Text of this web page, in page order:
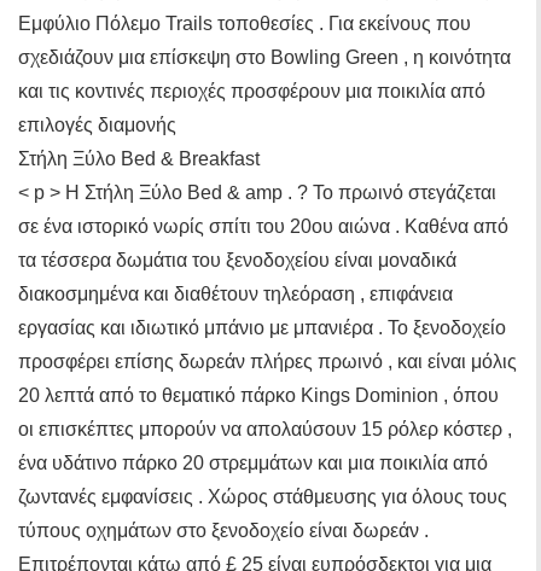
Εμφύλιο Πόλεμο Trails τοποθεσίες . Για εκείνους που
σχεδιάζουν μια επίσκεψη στο Bowling Green , η κοινότητα
και τις κοντινές περιοχές προσφέρουν μια ποικιλία από
επιλογές διαμονής
Στήλη Ξύλο Bed & Breakfast
< p > Η Στήλη Ξύλο Bed & amp . ? Το πρωινό στεγάζεται
σε ένα ιστορικό νωρίς σπίτι του 20ου αιώνα . Καθένα από
τα τέσσερα δωμάτια του ξενοδοχείου είναι μοναδικά
διακοσμημένα και διαθέτουν τηλεόραση , επιφάνεια
εργασίας και ιδιωτικό μπάνιο με μπανιέρα . Το ξενοδοχείο
προσφέρει επίσης δωρεάν πλήρες πρωινό , και είναι μόλις
20 λεπτά από το θεματικό πάρκο Kings Dominion , όπου
οι επισκέπτες μπορούν να απολαύσουν 15 ρόλερ κόστερ ,
ένα υδάτινο πάρκο 20 στρεμμάτων και μια ποικιλία από
ζωντανές εμφανίσεις . Χώρος στάθμευσης για όλους τους
τύπους οχημάτων στο ξενοδοχείο είναι δωρεάν .
Επιτρέπονται κάτω από £ 25 είναι ευπρόσδεκτοι για μια